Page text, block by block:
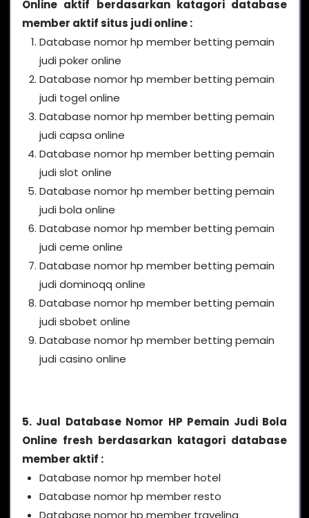
Online aktif berdasarkan katagori database
member aktif situs judi online :
Database nomor hp member betting pemain
judi poker online
Database nomor hp member betting pemain
judi togel online
Database nomor hp member betting pemain
judi capsa online
Database nomor hp member betting pemain
judi slot online
Database nomor hp member betting pemain
judi bola online
Database nomor hp member betting pemain
judi ceme online
Database nomor hp member betting pemain
judi dominoqq online
Database nomor hp member betting pemain
judi sbobet online
Database nomor hp member betting pemain
judi casino online
5. Jual Database Nomor HP Pemain Judi Bola
Online fresh berdasarkan katagori database
member aktif :
Database nomor hp member hotel
Database nomor hp member resto
Database nomor hp member traveling